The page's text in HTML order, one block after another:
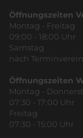
Öffnungszeiten
Montag - Freitag
09:00 - 18:00 Uhr
Samstag
nach
Öffnungszeiten
Montag -
07:30 - 17:00 Uhr
Freitag
07:30 - 15:00 Uhr